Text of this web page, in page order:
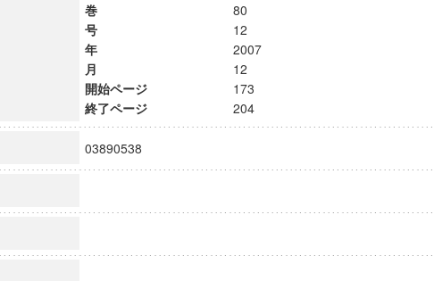
巻
80
号
12
年
2007
月
12
開始ページ
173
終了ページ
204
03890538